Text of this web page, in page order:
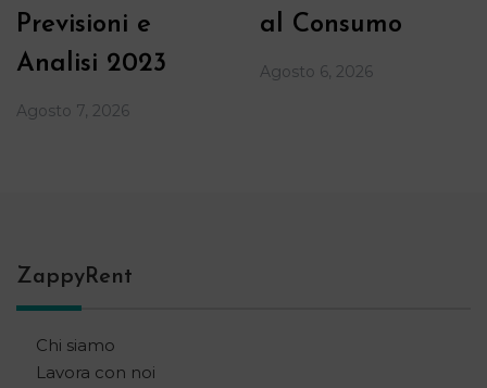
Previsioni e
Analisi 2023
Agosto 7, 2026
al Consumo
Agosto 6, 2026
ZappyRent
Chi siamo
Lavora con noi